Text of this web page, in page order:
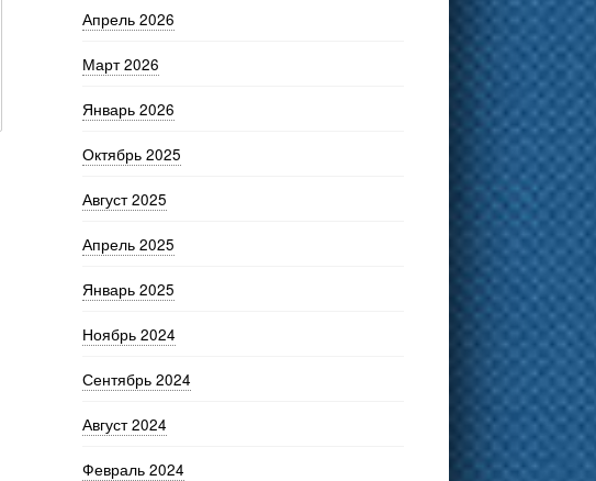
Апрель 2026
Март 2026
Январь 2026
Октябрь 2025
Август 2025
Апрель 2025
Январь 2025
Ноябрь 2024
Сентябрь 2024
Август 2024
Февраль 2024